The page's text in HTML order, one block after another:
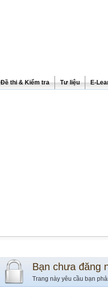
Đề thi & Kiểm tra Tư liệu E-
Bạn chưa đăng
Trang này yêu cầu bạn